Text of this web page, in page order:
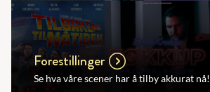
Forestillinger
Se hva våre scener har å tilby akkurat nå!